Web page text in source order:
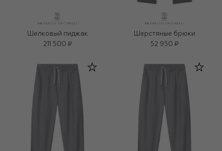
Шелковый пиджак
211 500 ₽
Шерстяные брюки
52 950 ₽